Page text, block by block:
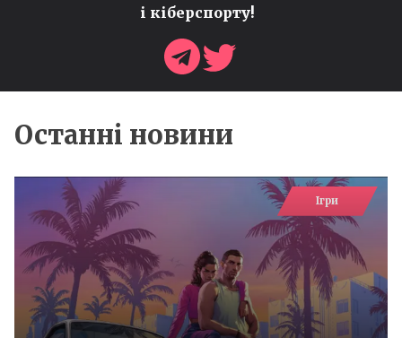
і кіберспорту!
Останні новини
Ігри